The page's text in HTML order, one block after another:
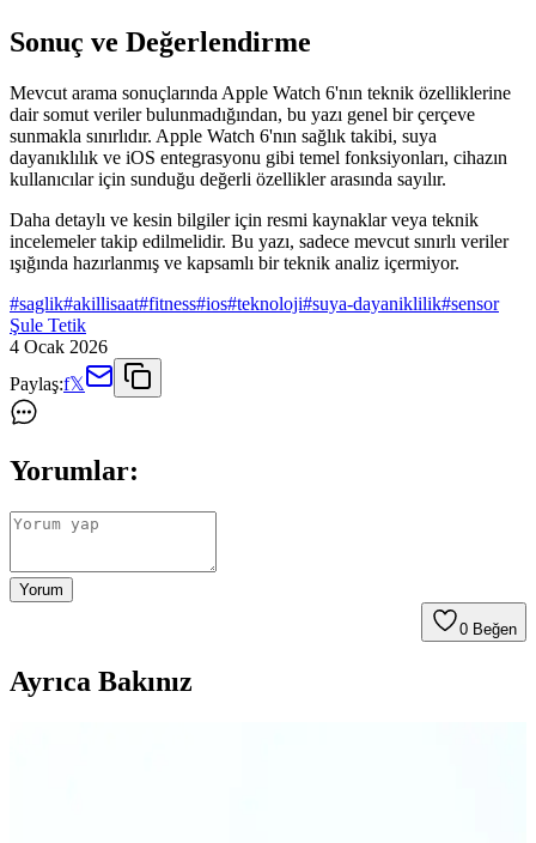
Sonuç ve Değerlendirme
Mevcut arama sonuçlarında Apple Watch 6'nın teknik özelliklerine
dair somut veriler bulunmadığından, bu yazı genel bir çerçeve
sunmakla sınırlıdır. Apple Watch 6'nın sağlık takibi, suya
dayanıklılık ve iOS entegrasyonu gibi temel fonksiyonları, cihazın
kullanıcılar için sunduğu değerli özellikler arasında sayılır.
Daha detaylı ve kesin bilgiler için resmi kaynaklar veya teknik
incelemeler takip edilmelidir. Bu yazı, sadece mevcut sınırlı veriler
ışığında hazırlanmış ve kapsamlı bir teknik analiz içermiyor.
#saglik#akillisaat#fitness#ios#teknoloji#suya-dayaniklilik#sensor
Şule Tetik
4 Ocak 2026
Paylaş:f𝕏
Yorumlar:
Yorum
0 Beğen
Ayrıca Bakınız